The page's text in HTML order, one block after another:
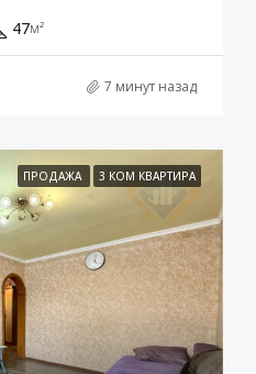
47м²
7 минут назад
ПРОДАЖА 3 КОМ КВАРТИРА